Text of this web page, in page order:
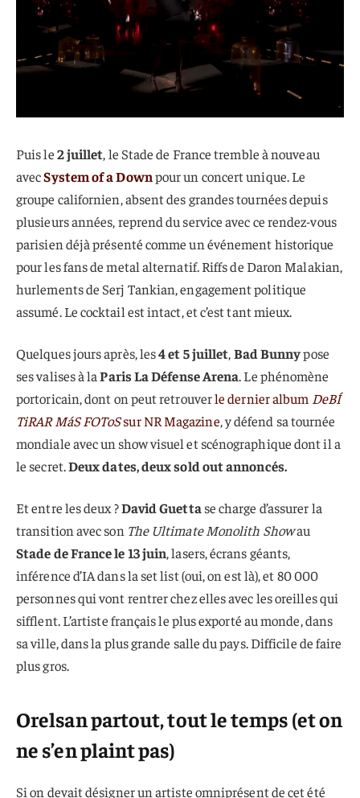
Puis le2 juillet, le Stade de France tremble à nouveau
avecSystem of a Downpour un concert unique. Le
groupe californien, absent des grandes tournées depuis
plusieurs années, reprend du service avec ce rendez-vous
parisien déjà présenté comme un événement historique
pour les fans de metal alternatif. Riffs de Daron Malakian,
hurlements de Serj Tankian, engagement politique
assumé. Le cocktail est intact, et c’est tant mieux.
Quelques jours après, les4 et 5 juillet,Bad Bunnypose
ses valises à laParis La Défense Arena. Le phénomène
portoricain, dont on peut retrouverle dernier album DeBÍ
TiRAR MáS FOToSsur NR Magazine, y défend sa tournée
mondiale avec un show visuel et scénographique dont il a
le secret.Deux dates, deux sold out annoncés.
Et entre les deux ?David Guettase charge d’assurer la
transition avec son The Ultimate Monolith Showau
Stade de France le 13 juin, lasers, écrans géants,
inférence d’IA dans la set list (oui, on est là), et 80 000
personnes qui vont rentrer chez elles avec les oreilles qui
sifflent. L’artiste français le plus exporté au monde, dans
sa ville, dans la plus grande salle du pays. Difficile de faire
plus gros.
Orelsan partout, tout le temps (et on
ne s’en plaint pas)
Si on devait désigner un artiste omniprésent de cet été